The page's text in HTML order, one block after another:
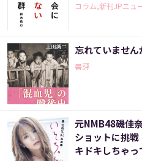
コラム,新刊JPニュ
忘れていませ
書評
元NMB48磯佳
ショットに挑
キドキしちゃっ